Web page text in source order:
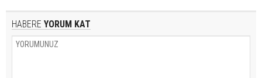
HABERE YORUM KAT